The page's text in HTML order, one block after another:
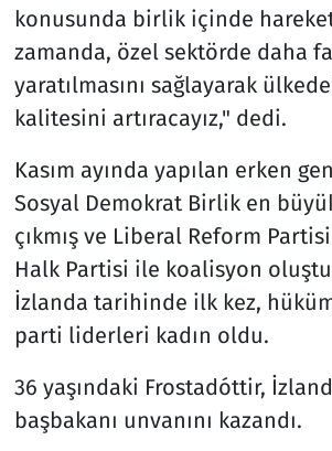
konusunda birlik içinde hareket
zamanda, özel sektörde daha
yaratılmasını sağlayarak
kalitesini artıracayız," dedi.
Kasım ayında yapılan erken
Sosyal Demokrat Birlik en
çıkmış ve Liberal Reform
Halk Partisi ile koalisyon
İzlanda tarihinde ilk kez,
parti liderleri kadın oldu.
36 yaşındaki Frostadóttir,
başbakanı unvanını kazandı.